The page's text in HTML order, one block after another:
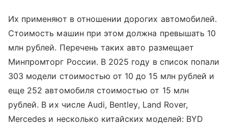
Их применяют в отношении дорогих автомобилей.
Стоимость машин при этом должна превышать 10
млн рублей. Перечень таких авто размещает
Минпромторг России. В 2025 году в список попали
303 модели стоимостью от 10 до 15 млн рублей и
еще 252 автомобиля стоимостью от 15 млн
рублей. В их числе Audi, Bentley, Land Rover,
Mercedes и несколько китайских моделей: BYD